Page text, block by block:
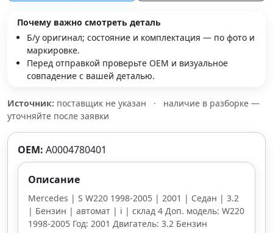
Почему важно смотреть деталь
Б/у оригинал; состояние и комплектация — по фото и
маркировке.
Перед отправкой проверьте OEM и визуальное
совпадение с вашей деталью.
Источник: поставщик не указан ·
наличие в разборке —
уточняйте после заявки
OEM: A0004780401
Описание
Mercedes | S W220 1998-2005 | 2001 | Седан | 3.2
| Бензин | автомат | i | склад 4 Доп. модель: W220
1998-2005 Год: 2001 Двигатель: 3.2 Бензин